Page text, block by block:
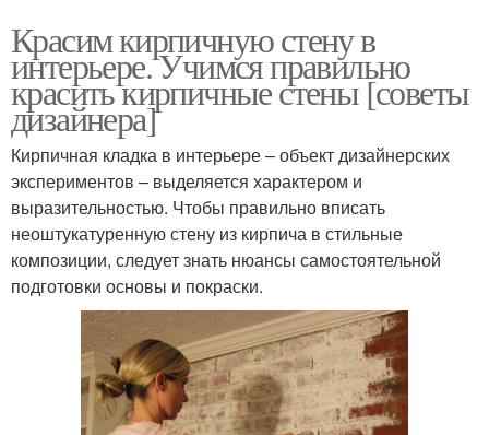
Красим кирпичную стену в
интерьере. Учимся правильно
красить кирпичные стены [советы
дизайнера]
Кирпичная кладка в интерьере – объект дизайнерских
экспериментов – выделяется характером и
выразительностью. Чтобы правильно вписать
неоштукатуренную стену из кирпича в стильные
композиции, следует знать нюансы самостоятельной
подготовки основы и покраски.